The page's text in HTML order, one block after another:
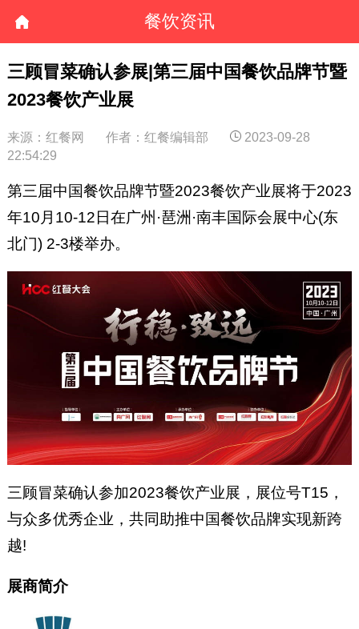
餐饮资讯
三顾冒菜确认参展|第三届中国餐饮品牌节暨
2023餐饮产业展
来源：红餐网 作者：红餐编辑部
2023-09-28
22:54:29
第三届中国餐饮品牌节暨2023餐饮产业展将于2023
年10月10-12日在广州·琶洲·南丰国际会展中心(东
北门) 2-3楼举办。
三顾冒菜确认参加2023餐饮产业展，展位号T15，
与众多优秀企业，共同助推中国餐饮品牌实现新跨
越!
展商简介